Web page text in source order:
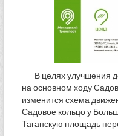
В целях улучшения
на основном ходу
изменится схема
Садовое кольцо у
Таганскую площадь